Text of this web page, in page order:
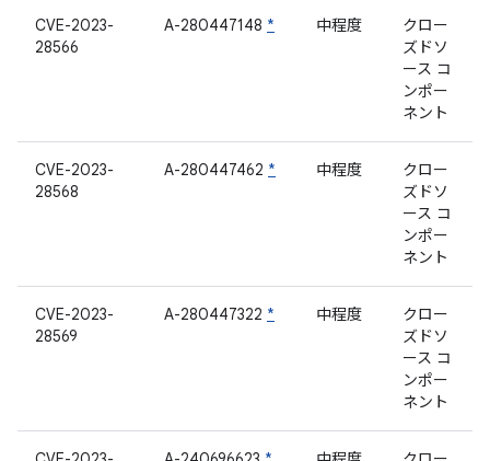
CVE-2023-
28566
A-280447148 * 中程度
クロー
ズドソ
ース コ
ンポー
ネント
CVE-2023-
28568
A-280447462 * 中程度
クロー
ズドソ
ース コ
ンポー
ネント
CVE-2023-
28569
A-280447322 * 中程度
クロー
ズドソ
ース コ
ンポー
ネント